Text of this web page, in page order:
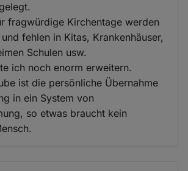
fragwürdige Kirchentage werden
fehlen in Kitas, Krankenhäuser,
Schulen usw.
ich noch enorm erweitern.
ist die persönliche Übernahme
in ein System von
so etwas braucht kein